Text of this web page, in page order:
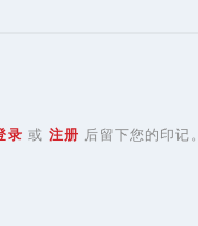
录 或 注册 后留下您的印记。